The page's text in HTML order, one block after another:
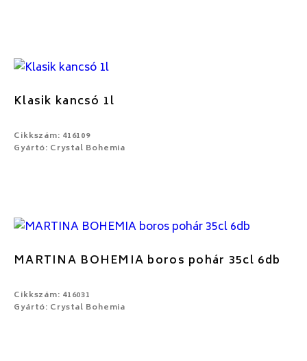
Klasik kancsó 1l
Cikkszám: 416109
Gyártó: Crystal Bohemia
MARTINA BOHEMIA boros pohár 35cl 6db
Cikkszám: 416031
Gyártó: Crystal Bohemia